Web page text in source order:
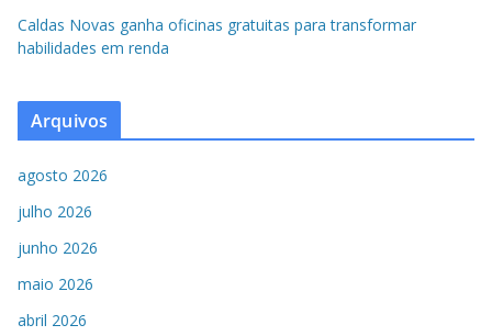
Caldas Novas ganha oficinas gratuitas para transformar
habilidades em renda
Arquivos
agosto 2026
julho 2026
junho 2026
maio 2026
abril 2026